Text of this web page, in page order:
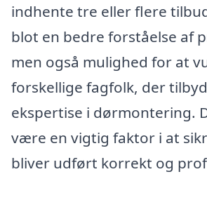
indhente tre eller flere
blot en bedre forståelse af
men også mulighed for at
forskellige fagfolk, der
ekspertise i dørmontering.
være en vigtig faktor i at
bliver udført korrekt og